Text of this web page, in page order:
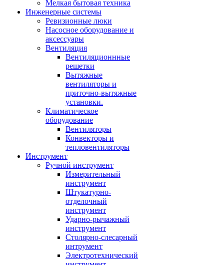
Мелкая бытовая техника
Инженерные системы
Ревизионные люки
Насосное оборудование и
аксессуары
Вентиляция
Вентиляционнные
решетки
Вытяжные
вентиляторы и
приточно-вытяжные
установки.
Климатическое
оборудование
Вентиляторы
Конвекторы и
тепловентиляторы
Инструмент
Ручной инструмент
Измерительный
инструмент
Штукатурно-
отделочный
инструмент
Ударно-рычажный
инструмент
Столярно-слесарный
интрумент
Электротехнический